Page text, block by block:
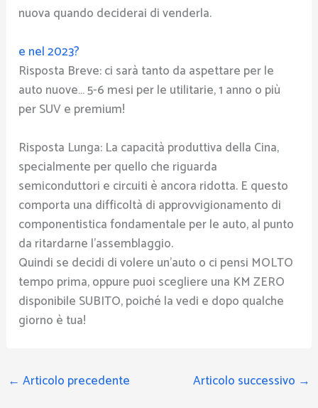
nuova quando deciderai di venderla.
e nel 2023?
Risposta Breve: ci sarà tanto da aspettare per le
auto nuove… 5-6 mesi per le utilitarie, 1 anno o più
per SUV e premium!
Risposta Lunga: La capacità produttiva della Cina,
specialmente per quello che riguarda
semiconduttori e circuiti è ancora ridotta. E questo
comporta una difficoltà di approvvigionamento di
componentistica fondamentale per le auto, al punto
da ritardarne l’assemblaggio.
Quindi se decidi di volere un’auto o ci pensi MOLTO
tempo prima, oppure puoi scegliere una KM ZERO
disponibile SUBITO, poiché la vedi e dopo qualche
giorno è tua!
← Articolo precedente Articolo successivo →